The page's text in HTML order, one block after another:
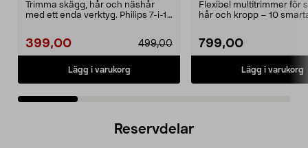
Trimma skägg, hår och näshår
med ett enda verktyg. Philips 7-i-1
399,00 499,00
Lägg i varukorg
Flexibel multitrimmer för
hår och kropp – 10
799,00
Lägg i varukorg
Reservdelar